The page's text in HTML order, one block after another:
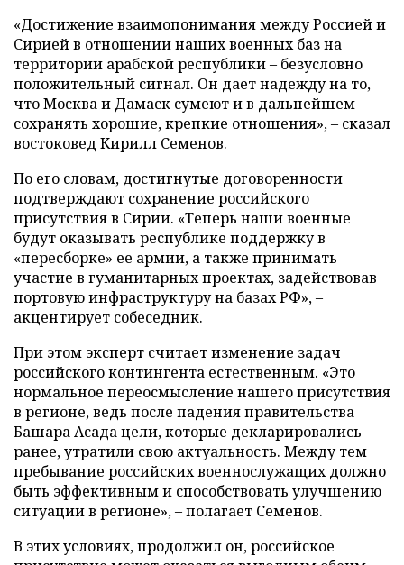
«Достижение взаимопонимания между Россией и
Сирией в отношении наших военных баз на
территории арабской республики – безусловно
положительный сигнал. Он дает надежду на то,
что Москва и Дамаск сумеют и в дальнейшем
сохранять хорошие, крепкие отношения», – сказал
востоковед Кирилл Семенов.
По его словам, достигнутые договоренности
подтверждают сохранение российского
присутствия в Сирии. «Теперь наши военные
будут оказывать республике поддержку в
«пересборке» ее армии, а также принимать
участие в гуманитарных проектах, задействовав
портовую инфраструктуру на базах РФ», –
акцентирует собеседник.
При этом эксперт считает изменение задач
российского контингента естественным. «Это
нормальное переосмысление нашего присутствия
в регионе, ведь после падения правительства
Башара Асада цели, которые декларировались
ранее, утратили свою актуальность. Между тем
пребывание российских военнослужащих должно
быть эффективным и способствовать улучшению
ситуации в регионе», – полагает Семенов.
В этих условиях, продолжил он, российское